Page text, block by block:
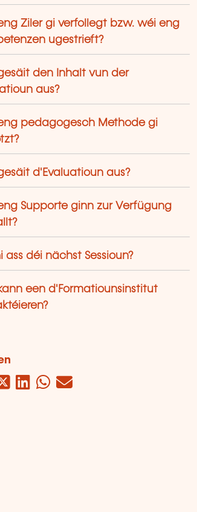
Ziler gi verfollegt bzw. wéi eng
ugestrieft?
den Inhalt vun der
aus?
pedagogesch Methode gi
d'Evaluatioun aus?
Supporte ginn zur Verfügung
ass déi nächst Sessioun?
een d'Formatiounsinstitut
Twitter
LinkedIn
WhatsApp
Mail